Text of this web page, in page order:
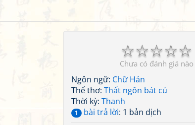
☆
☆
☆
☆
☆
Chưa có đánh giá nào
Ngôn ngữ: Chữ Hán
Thể thơ: Thất ngôn bát cú
Thời kỳ: Thanh
1 bài trả lời: 1 bản dịch